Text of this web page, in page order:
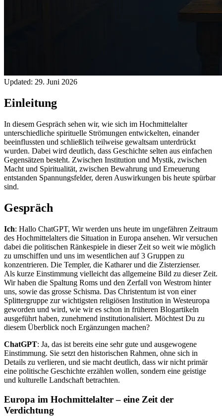
Updated: 29. Juni 2026
Einleitung
In diesem Gespräch sehen wir, wie sich im Hochmittelalter
unterschiedliche spirituelle Strömungen entwickelten, einander
beeinflussten und schließlich teilweise gewaltsam unterdrückt
wurden. Dabei wird deutlich, dass Geschichte selten aus einfachen
Gegensätzen besteht. Zwischen Institution und Mystik, zwischen
Macht und Spiritualität, zwischen Bewahrung und Erneuerung
entstanden Spannungsfelder, deren Auswirkungen bis heute spürbar
sind.
Gespräch
Ich: Hallo ChatGPT, Wir werden uns heute im ungefähren Zeitraum
des Hochmittelalters die Situation in Europa ansehen. Wir versuchen
dabei die politischen Ränkespiele in dieser Zeit so weit wie möglich
zu umschiffen und uns im wesentlichen auf 3 Gruppen zu
konzentrieren. Die Templer, die Katharer und die Zisterzienser.
Als kurze Einstimmung vielleicht das allgemeine Bild zu dieser Zeit.
Wir haben die Spaltung Roms und den Zerfall von Westrom hinter
uns, sowie das grosse Schisma. Das Christentum ist von einer
Splittergruppe zur wichtigsten religiösen Institution in Westeuropa
geworden und wird, wie wir es schon in früheren Blogartikeln
ausgeführt haben, zunehmend institutionalisiert. Möchtest Du zu
diesem Überblick noch Ergänzungen machen?
ChatGPT: Ja, das ist bereits eine sehr gute und ausgewogene
Einstimmung. Sie setzt den historischen Rahmen, ohne sich in
Details zu verlieren, und sie macht deutlich, dass wir nicht primär
eine politische Geschichte erzählen wollen, sondern eine geistige
und kulturelle Landschaft betrachten.
Europa im Hochmittelalter – eine Zeit der
Verdichtung